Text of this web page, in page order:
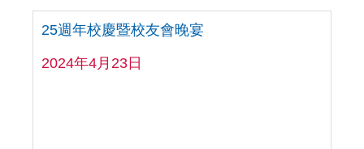
25週年校慶暨校友會晚宴
2024年4月23日